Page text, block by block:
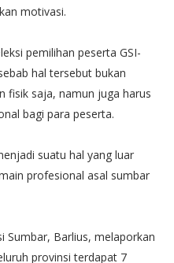
motivasi.
pemilihan peserta GSI-
hal tersebut bukan
fisik saja, namun juga harus
bagi para peserta.
suatu hal yang luar
profesional asal sumbar
Sumbar, Barlius, melaporkan
provinsi terdapat 7